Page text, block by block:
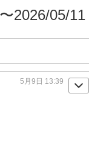
2026/05/11
5月9日 13:39